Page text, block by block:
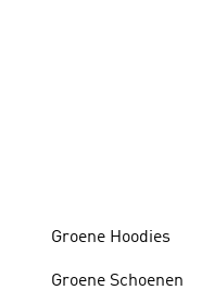
Groene Hoodies
Groene Schoenen